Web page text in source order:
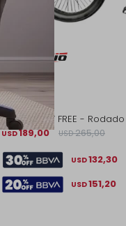
Bicicleta FLY FREE -
USD189,00 USD 265,00
USD132,30
USD151,20